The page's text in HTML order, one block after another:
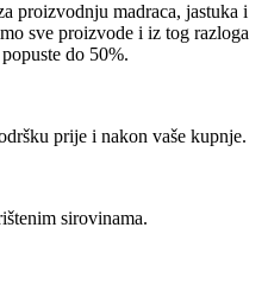
proizvodnju madraca, jastuka i
sve proizvode i iz tog razloga
do 50%.
prije i nakon vaše kupnje.
sirovinama.